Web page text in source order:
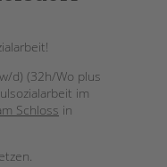
d) (32h/Wo plus
im
Schloss in